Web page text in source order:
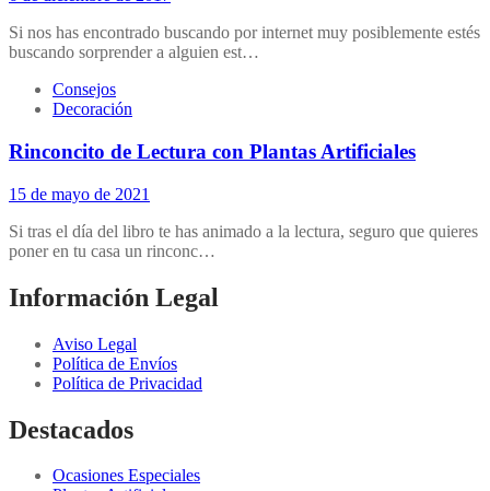
Si nos has encontrado buscando por internet muy posiblemente estés
buscando sorprender a alguien est…
Consejos
Decoración
Rinconcito de Lectura con Plantas Artificiales
15 de mayo de 2021
Si tras el día del libro te has animado a la lectura, seguro que quieres
poner en tu casa un rinconc…
Información Legal
Aviso Legal
Política de Envíos
Política de Privacidad
Destacados
Ocasiones Especiales